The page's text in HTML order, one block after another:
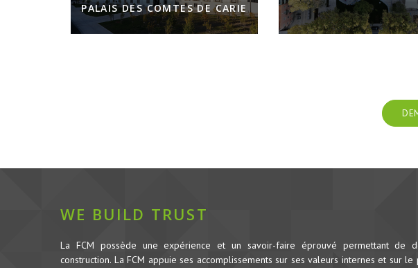
PALAIS DES COMTES DE CARIE
WE BUILD TRUST
La FCM possède une expérience et un savoir-faire éprouvé permettant
construction. La FCM appuie ses accomplissements sur ses valeurs internes et sur